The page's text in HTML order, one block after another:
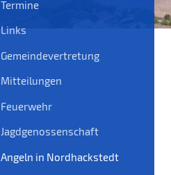
Termine
Links
Gemeindevertretung
Mitteilungen
Feuerwehr
Jagdgenossenschaft
Angeln in Nordhackstedt